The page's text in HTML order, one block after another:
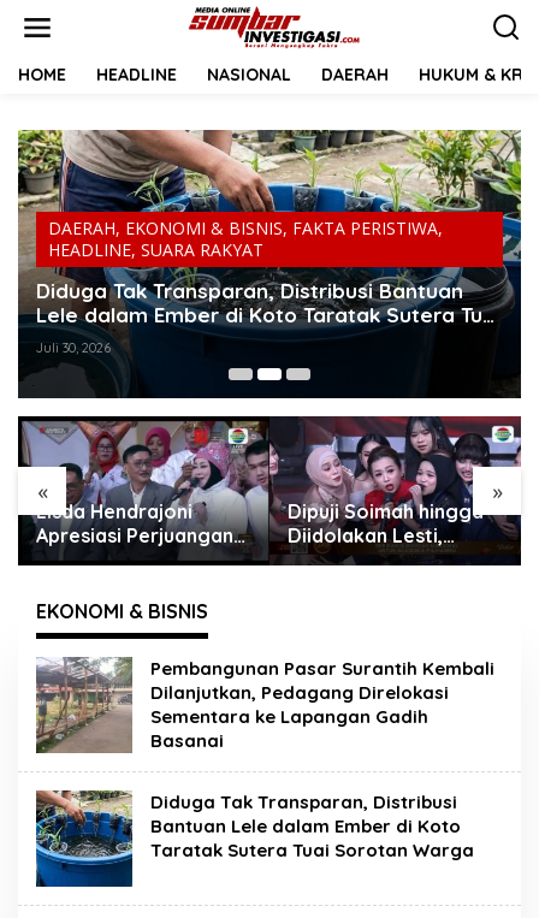
HOME HEADLINE NASIONAL DAERAH HUKUM &
DAERAH, EKONOMI & BISNIS, FAKTA PERISTIWA,
HEADLINE, SUARA RAKYAT
Diduga Tak Transparan, Distribusi Bantuan
Lele dalam Ember di Koto Taratak Sutera Tuai
Sorotan Warga
Juli 30, 2026
« »
Lisda Hendrajoni
Apresiasi Perjuangan
Zhifanna di D’Academy
Dikawal Anak Ini
Dipuji Soimah hingga
Diidolakan Lesti,
Zhifanna Pessel Lolos
EKONOMI & BISNIS
Pembangunan Pasar Surantih Kembali
Dilanjutkan, Pedagang Direlokasi
Sementara ke Lapangan Gadih
Basanai
Diduga Tak Transparan, Distribusi
Bantuan Lele dalam Ember di Koto
Taratak Sutera Tuai Sorotan Warga